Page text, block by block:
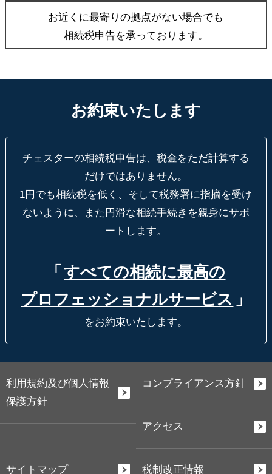
お近くに最寄りの拠点がない場合でも
相続税申告を承っております。
お約束いたします
チェスターの相続税申告は、税金をただ計算する
だけではありません。
1円でも相続税を低く、そして税務署に指摘を受け
ないように、
また円滑な相続手続きを親身にサポ
ートします。
「 すべての相続に最高の
プロフェッショナルサービス 」
をお約束いたします。
利用規約及び個人情報
保護方針
コンプライアンス方針
アクセス
サイトマップ 税制改正情報